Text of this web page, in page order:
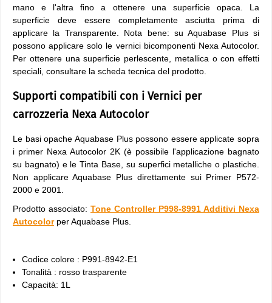
mano e l'altra fino a ottenere una superficie opaca. La
superficie deve essere completamente asciutta prima di
applicare la Transparente. Nota bene: su Aquabase Plus si
possono applicare solo le vernici bicomponenti Nexa Autocolor.
Per ottenere una superficie perlescente, metallica o con effetti
speciali, consultare la scheda tecnica del prodotto.
Supporti compatibili con i Vernici per
carrozzeria Nexa Autocolor
Le basi opache Aquabase Plus possono essere applicate sopra
i primer Nexa Autocolor 2K (è possibile l'applicazione bagnato
su bagnato) e le Tinta Base, su superfici metalliche o plastiche.
Non applicare Aquabase Plus direttamente sui Primer P572-
2000 e 2001.
Prodotto associato: Tone Controller P998-8991 Additivi Nexa
Autocolorper Aquabase Plus.
Codice colore : P991-8942-E1
Tonalità : rosso trasparente
Capacità: 1L